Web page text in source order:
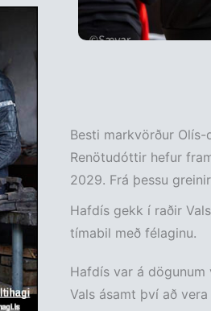
Besti markvörður
Renötudóttir hefur
2029. Frá þessu
Hafdís gekk í raðir
tímabil með félaginu.
Hafdís var á
Vals ásamt því að